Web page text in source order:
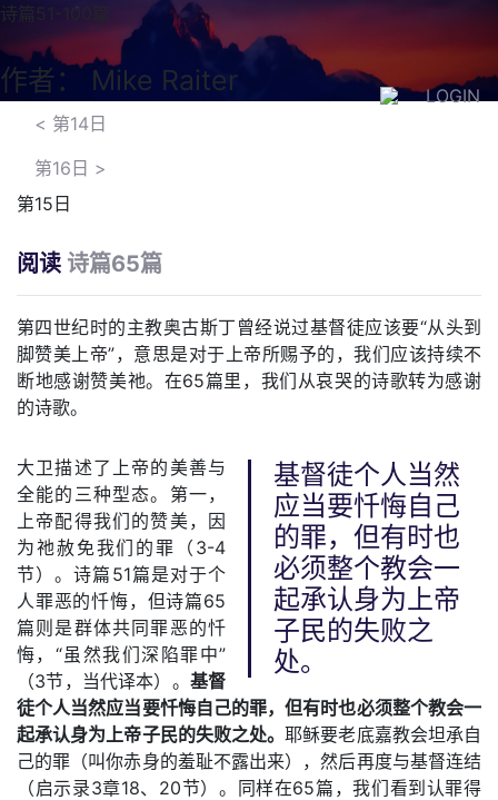
LOGIN
诗篇51-100篇
作者： Mike Raiter
< 第14日
第16日 >
第15日
阅读 诗篇65篇
第四世纪时的主教奥古斯丁曾经说过基督徒应该要“从头到
脚赞美上帝”，意思是对于上帝所赐予的，我们应该持续不
断地感谢赞美祂。在65篇里，我们从哀哭的诗歌转为感谢
的诗歌。
基督徒个人当然
应当要忏悔自己
的罪，但有时也
必须整个教会一
起承认身为上帝
子民的失败之
处。
大卫描述了上帝的美善与
全能的三种型态。第一，
上帝配得我们的赞美，因
为祂赦免我们的罪（3-4
节）。诗篇51篇是对于个
人罪恶的忏悔，但诗篇65
篇则是群体共同罪恶的忏
悔，“虽然我们深陷罪中”
（3节，当代译本）。 基督
徒个人当然应当要忏悔自己的罪，但有时也必须整个教会一
起承认身为上帝子民的失败之处。耶稣要老底嘉教会坦承自
己的罪（叫你赤身的羞耻不露出来），然后再度与基督连结
（启示录3章18、20节）。同样在65篇，我们看到认罪得